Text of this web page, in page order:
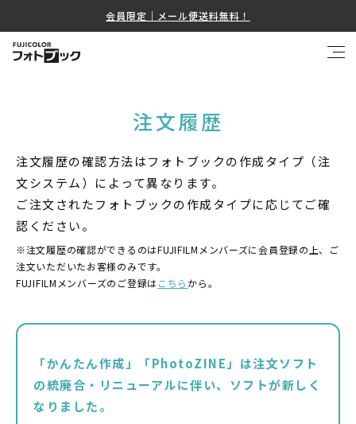
会員限定｜メール便送料無料！
注文履歴
注文履歴の確認方法はフォトブックの作成タイプ（注
文システム）によって異なります。​
ご注文されたフォトブックの作成タイプに応じてご確
認ください。
※注文履歴の確認ができるのはFUJIFILMメンバーズに会員登録の上、ご
注文いただいたお客様のみです。
FUJIFILMメンバーズのご登録はこちら から。​
「かんたん作成」「PhotoZINE」は注文ソフト
の統廃合・リニューアルに伴い、ソフトが新しく
なりました。